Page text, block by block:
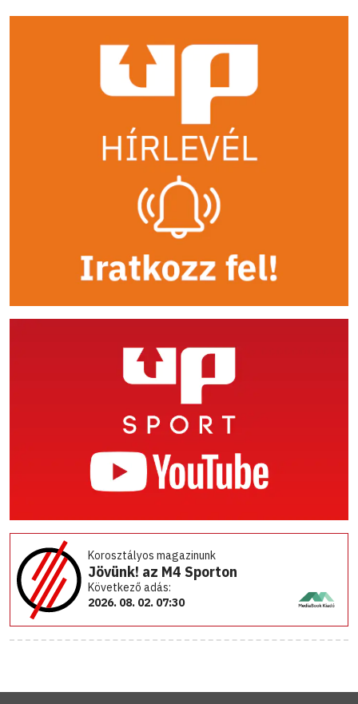
Korosztályos magazinunk
Jövünk! az M4 Sporton
Következő adás:
2026. 08. 02. 07:30